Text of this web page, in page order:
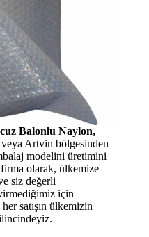
Balonlu Naylon,
Artvin bölgesinden
modelini üretimini
olarak, ülkemize
siz değerli
için
satışın ülkemizin